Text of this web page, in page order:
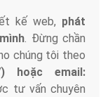
kế web, phát
. Đừng chần
chúng tôi theo
hoặc email:
tư vấn chuyên